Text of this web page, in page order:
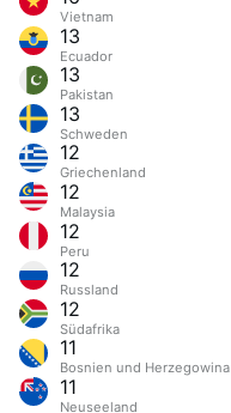
Vietnam
13
Ecuador
13
Pakistan
13
Schweden
12
Griechenland
12
Malaysia
12
Peru
12
Russland
12
Südafrika
11
Bosnien und Herzegowina
11
Neuseeland